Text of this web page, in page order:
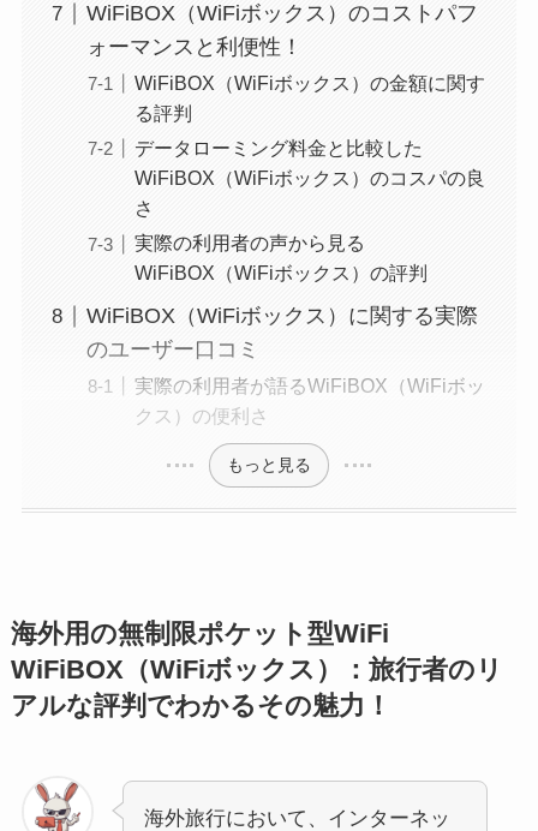
WiFiBOX（WiFiボックス）のコストパフ
ォーマンスと利便性！
WiFiBOX（WiFiボックス）の金額に関す
る評判
データローミング料金と比較した
WiFiBOX（WiFiボックス）のコスパの良
さ
実際の利用者の声から見る
WiFiBOX（WiFiボックス）の評判
WiFiBOX（WiFiボックス）に関する実際
のユーザー口コミ
実際の利用者が語るWiFiBOX（WiFiボッ
クス）の便利さ
もっと見る
海外用の無制限ポケット型WiFi
WiFiBOX（WiFiボックス）：旅行者のリ
アルな評判でわかるその魅力！
海外旅行において、インターネッ